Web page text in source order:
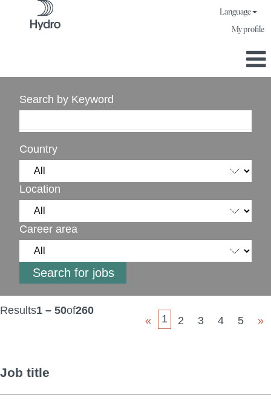
Language
My profile
Search by Keyword
Country
Location
Career area
Results1 – 50of260
«
1 2 3 4 5 »
Job title